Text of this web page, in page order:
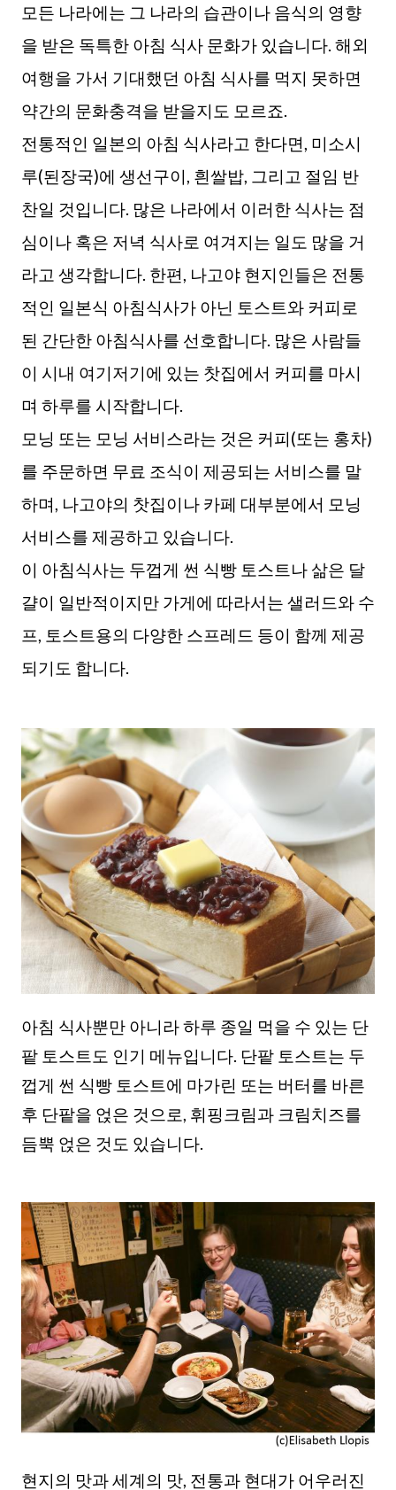
모든 나라에는 그 나라의 습관이나 음식의 영향
을 받은 독특한 아침 식사 문화가 있습니다. 해외
여행을 가서 기대했던 아침 식사를 먹지 못하면
약간의 문화충격을 받을지도 모르죠.
전통적인 일본의 아침 식사라고 한다면, 미소시
루(된장국)에 생선구이, 흰쌀밥, 그리고 절임 반
찬일 것입니다. 많은 나라에서 이러한 식사는 점
심이나 혹은 저녁 식사로 여겨지는 일도 많을 거
라고 생각합니다. 한편, 나고야 현지인들은 전통
적인 일본식 아침식사가 아닌 토스트와 커피로
된 간단한 아침식사를 선호합니다. 많은 사람들
이 시내 여기저기에 있는 찻집에서 커피를 마시
며 하루를 시작합니다.
모닝 또는 모닝 서비스라는 것은 커피(또는 홍차)
를 주문하면 무료 조식이 제공되는 서비스를 말
하며, 나고야의 찻집이나 카페 대부분에서 모닝
서비스를 제공하고 있습니다.
이 아침식사는 두껍게 썬 식빵 토스트나 삶은 달
걀이 일반적이지만 가게에 따라서는 샐러드와 수
프, 토스트용의 다양한 스프레드 등이 함께 제공
되기도 합니다.
아침 식사뿐만 아니라 하루 종일 먹을 수 있는 단
팥 토스트도 인기 메뉴입니다. 단팥 토스트는 두
껍게 썬 식빵 토스트에 마가린 또는 버터를 바른
후 단팥을 얹은 것으로, 휘핑크림과 크림치즈를
듬뿍 얹은 것도 있습니다.
현지의 맛과 세계의 맛, 전통과 현대가 어우러진